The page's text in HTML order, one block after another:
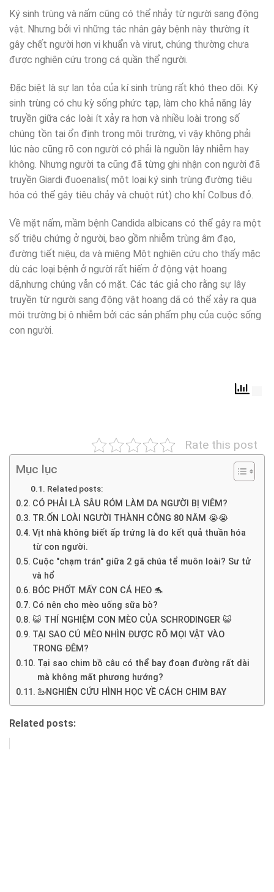
Ký sinh trùng và nấm cũng có thể nhảy từ người sang động
vật. Nhưng bởi vì những tác nhân gây bệnh này thường ít
gây chết người hơn vi khuẩn và virut, chúng thường chưa
được nghiên cứu trong cá quần thể người.
Đặc biệt là sự lan tỏa của kí sinh trùng rất khó theo dõi. Ký
sinh trùng có chu kỳ sống phức tạp, làm cho khả năng lây
truyền giữa các loài ít xảy ra hơn và nhiều loài trong số
chúng tồn tại ổn định trong môi trường, vì vậy không phải
lúc nào cũng rõ con người có phải là nguồn lây nhiễm hay
không. Nhưng người ta cũng đã từng ghi nhận con người đã
truyền Giardi đuoenalis( một loại ký sinh trùng đường tiêu
hóa có thể gây tiêu chảy và chuột rút) cho khỉ Colbus đỏ.
Về mặt nấm, mầm bệnh Candida albicans có thể gây ra một
số triệu chứng ở người, bao gồm nhiễm trùng âm đạo,
đường tiết niệu, da và miệng Một nghiên cứu cho thấy mặc
dù các loại bệnh ở người rất hiếm ở động vật hoang
dã,nhưng chúng vẫn có mặt. Các tác giả cho rằng sự lây
truyền từ người sang động vật hoang dã có thể xảy ra qua
môi trường bị ô nhiễm bởi các sản phẩm phụ của cuộc sống
con người.
Rate this post
Mục lục
Related posts:
CÓ PHẢI LÀ SÂU RÓM LÀM DA NGƯỜI BỊ VIÊM?
TR.ỐN LOÀI NGƯỜI THÀNH CÔNG 80 NĂM 😭😭
Vịt nhà không biết ấp trứng là do kết quả thuần hóa
từ con người.
Cuộc "chạm trán" giữa 2 gã chúa tể muôn loài? Sư tử
và hổ
BÓC PHỐT MẤY CON CÁ HEO 🐬
Có nên cho mèo uống sữa bò?
😺 THÍ NGHIỆM CON MÈO CỦA SCHRODINGER 😺
TẠI SAO CÚ MÈO NHÌN ĐƯỢC RÕ MỌI VẬT VÀO
TRONG ĐÊM?
Tại sao chim bồ câu có thể bay đoạn đường rất dài
mà không mất phương hướng?
🦢NGHIÊN CỨU HÌNH HỌC VỀ CÁCH CHIM BAY
Related posts: